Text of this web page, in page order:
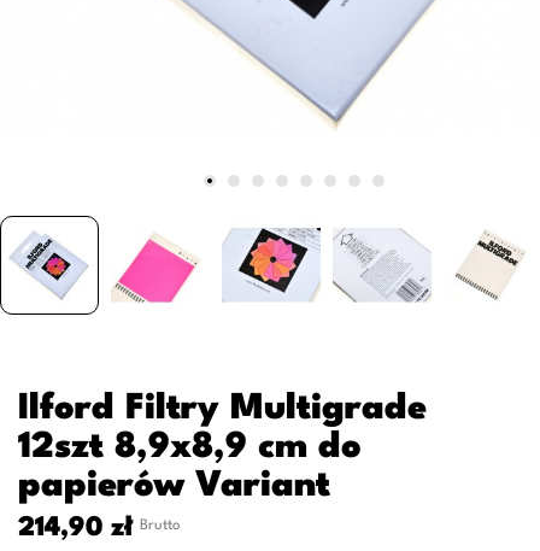
Ilford Filtry Multigrade
12szt 8,9x8,9 cm do
papierów Variant
214,90 zł Brutto